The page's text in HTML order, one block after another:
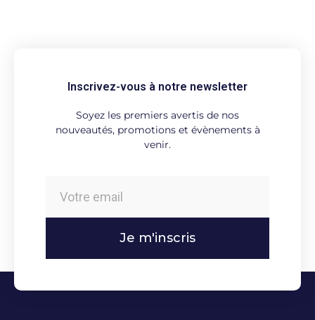
Inscrivez-vous à notre newsletter
Soyez les premiers avertis de nos
nouveautés, promotions et évènements à
venir.
Je m'inscris